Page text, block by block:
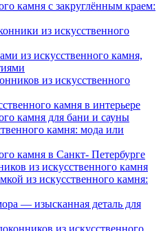
камня с закруглённым краем:
из искусственного
из искусственного камня,
из искусственного
камня в интерьере
камня для бани и сауны
камня: мода или
камня в Санкт- Петербурге
из искусственного камня
из искусственного камня:
— изысканная деталь для